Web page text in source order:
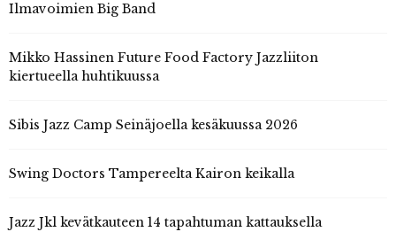
Ilmavoimien Big Band
Mikko Hassinen Future Food Factory Jazzliiton
kiertueella huhtikuussa
Sibis Jazz Camp Seinäjoella kesäkuussa 2026
Swing Doctors Tampereelta Kairon keikalla
Jazz Jkl kevätkauteen 14 tapahtuman kattauksella